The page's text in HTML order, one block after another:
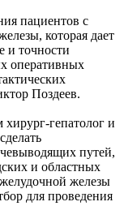
пациентов с
которая дает
и точности
оперативных
Поздеев.
гепатолог и
путей,
и областных
железы
для проведения